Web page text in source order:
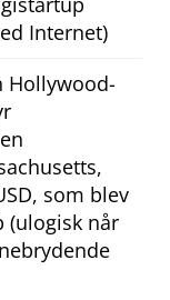
Internet)
Hollywood-
som blev
(ulogisk når